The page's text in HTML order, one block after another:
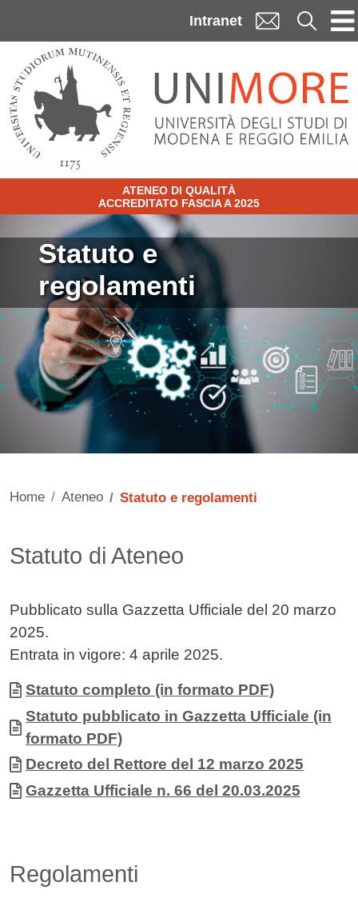
Intranet Cerca
ATENEO DI QUALITÀ
ACCREDITATO FASCIA A 2025
Statuto e
regolamenti
Home Ateneo Statuto e regolamenti
Contenuto
Statuto di Ateneo
Pubblicato sulla Gazzetta Ufficiale del 20 marzo
2025.
Entrata in vigore: 4 aprile 2025.
Allegati
Documento
Statuto completo (in formato PDF)
Documento
Statuto pubblicato in Gazzetta Ufficiale (in
formato PDF)
Documento
Decreto del Rettore del 12 marzo 2025
Documento
Gazzetta Ufficiale n. 66 del 20.03.2025
Regolamenti